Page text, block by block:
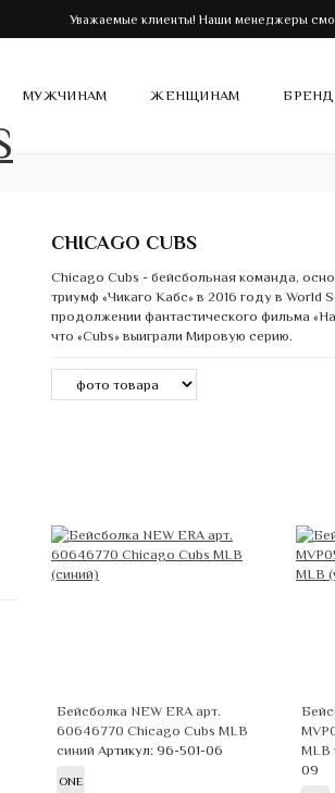
Уважаемые клиенты! Наши менеджеры
МУЖЧИНАМ ЖЕНЩИНАМ
CHICAGO CUBS
Chicago Cubs - бейсбольная команда,
триумф «Чикаго Кабс» в 2016 году в
продолжении фантастического фильма
что «Cubs» выиграли Мировую серию.
Бейсболка NEW ERA арт.
60646770 Chicago Cubs MLB
синий Артикул: 96-501-06
ONE
MLB
09